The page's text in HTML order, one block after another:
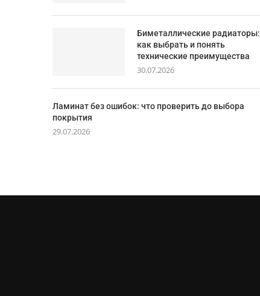
Биметаллические радиаторы:
как выбрать и понять
технические преимущества
30.07.2026
Ламинат без ошибок: что проверить до выбора
покрытия
29.07.2026